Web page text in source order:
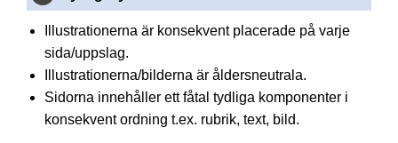
Illustrationerna är konsekvent placerade på varje
sida/uppslag.
Illustrationerna/bilderna är åldersneutrala.
Sidorna innehåller ett fåtal tydliga komponenter i
konsekvent ordning t.ex. rubrik, text, bild.